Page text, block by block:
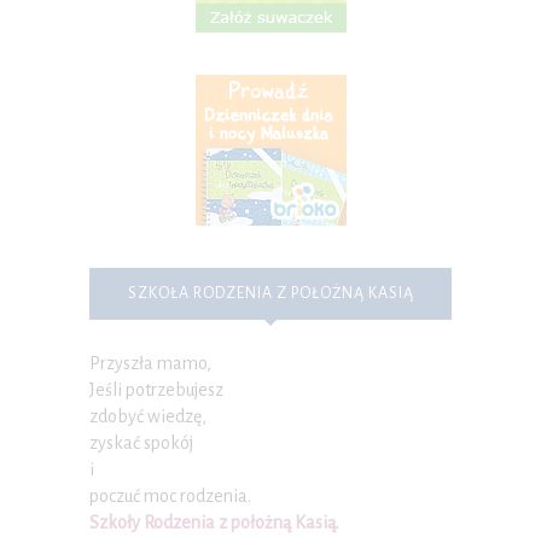
SZKOŁA RODZENIA Z POŁOŻNĄ KASIĄ
Przyszła mamo,
Jeśli potrzebujesz
zdobyć wiedzę,
zyskać spokój
i
poczuć moc rodzenia.
Szkoły Rodzenia z położną Kasią.